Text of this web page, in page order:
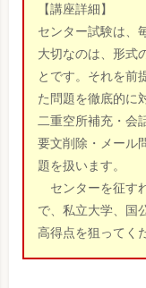
【講座詳細】
センター試験は、
大切なのは、形式
とです。それを前
た問題を徹底的に
二重空所補充・会
要文削除・メール
題を扱います。
センターを征す
で、私立大学、国
高得点を狙ってく